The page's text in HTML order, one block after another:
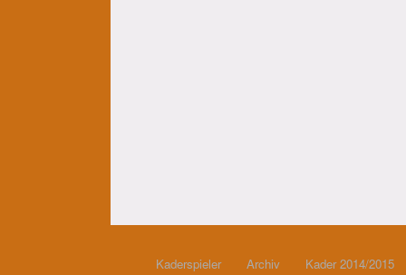
Kaderspieler Archiv Kader 2014/2015